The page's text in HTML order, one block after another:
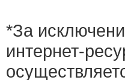
*За
интернет-